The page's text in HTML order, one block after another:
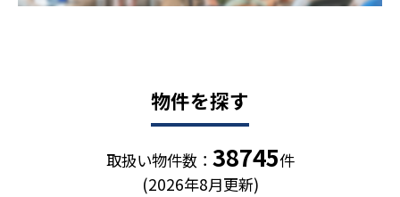
物件を探す
取扱い物件数： 38745件
(2026年8月更新)